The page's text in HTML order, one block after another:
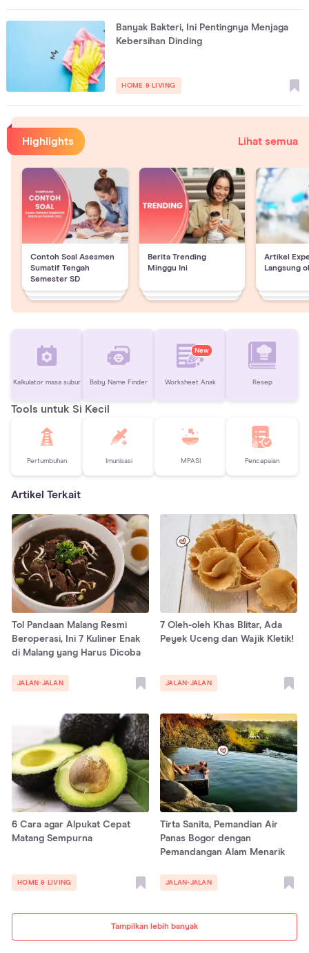
Banyak Bakteri, Ini Pentingnya Menjaga
Kebersihan Dinding
HOME & LIVING
Highlights Lihat semua
Contoh Soal Asesmen
Sumatif Tengah
Semester SD
Berita Trending
Minggu Ini
Artikel
Langsung
Kalkulator masa subur Baby Name Finder
New
Worksheet Anak Resep
Tools untuk Si Kecil
Pertumbuhan Imunisasi MPASI Pencapaian
Artikel Terkait
Tampilkan lebih banyak
Tol Pandaan Malang Resmi
Beroperasi, Ini 7 Kuliner Enak
di Malang yang Harus Dicoba
JALAN-JALAN
7 Oleh-oleh Khas Blitar, Ada
Peyek Uceng dan Wajik Kletik!
JALAN-JALAN
6 Cara agar Alpukat Cepat
Matang Sempurna
HOME & LIVING
Tirta Sanita, Pemandian Air
Panas Bogor dengan
Pemandangan Alam Menarik
JALAN-JALAN